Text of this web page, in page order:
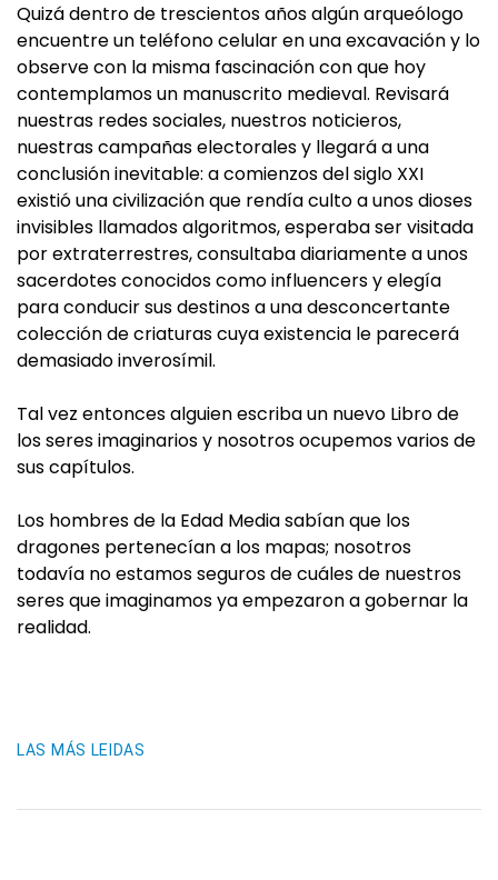
Quizá dentro de trescientos años algún arqueólogo
encuentre un teléfono celular en una excavación y lo
observe con la misma fascinación con que hoy
contemplamos un manuscrito medieval. Revisará
nuestras redes sociales, nuestros noticieros,
nuestras campañas electorales y llegará a una
conclusión inevitable: a comienzos del siglo XXI
existió una civilización que rendía culto a unos dioses
invisibles llamados algoritmos, esperaba ser visitada
por extraterrestres, consultaba diariamente a unos
sacerdotes conocidos como influencers y elegía
para conducir sus destinos a una desconcertante
colección de criaturas cuya existencia le parecerá
demasiado inverosímil.
Tal vez entonces alguien escriba un nuevo Libro de
los seres imaginarios y nosotros ocupemos varios de
sus capítulos.
Los hombres de la Edad Media sabían que los
dragones pertenecían a los mapas; nosotros
todavía no estamos seguros de cuáles de nuestros
seres que imaginamos ya empezaron a gobernar la
realidad.
LAS MÁS LEIDAS